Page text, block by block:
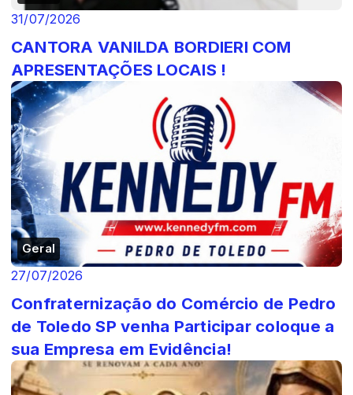
31/07/2026
CANTORA VANILDA BORDIERI COM
APRESENTAÇÕES LOCAIS !
Geral
27/07/2026
Confraternização do Comércio de Pedro
de Toledo SP venha Participar coloque a
sua Empresa em Evidência!